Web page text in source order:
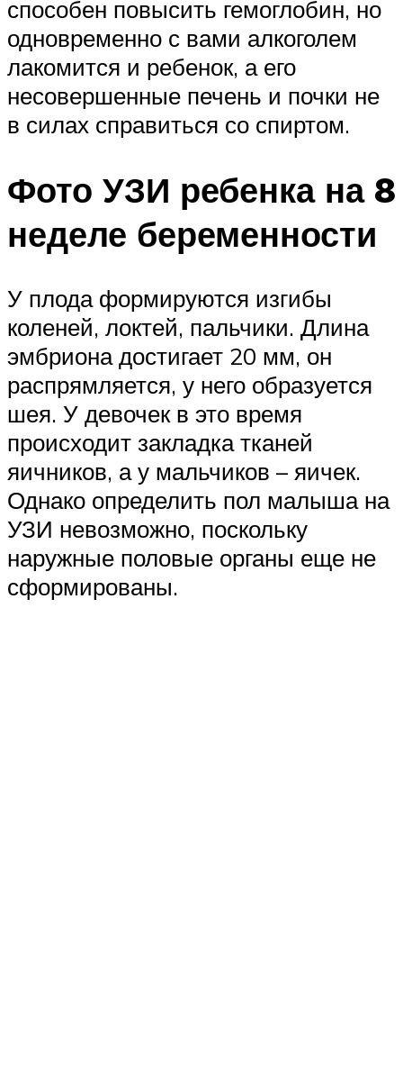
способен повысить гемоглобин, но
одновременно с вами алкоголем
лакомится и ребенок, а его
несовершенные печень и почки не
в силах справиться со спиртом.
Фото УЗИ ребенка на 8
неделе беременности
У плода формируются изгибы
коленей, локтей, пальчики. Длина
эмбриона достигает 20 мм, он
распрямляется, у него образуется
шея. У девочек в это время
происходит закладка тканей
яичников, а у мальчиков – яичек.
Однако определить пол малыша на
УЗИ невозможно, поскольку
наружные половые органы еще не
сформированы.